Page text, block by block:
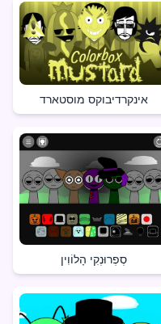
אינקרדיבוקס מוסטארד
סְפְרוּנְקִי הָלוֹוִין